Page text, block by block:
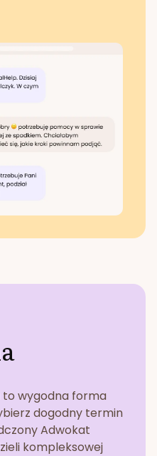
to wygodna forma
dogodny termin
Adwokat
kompleksowej